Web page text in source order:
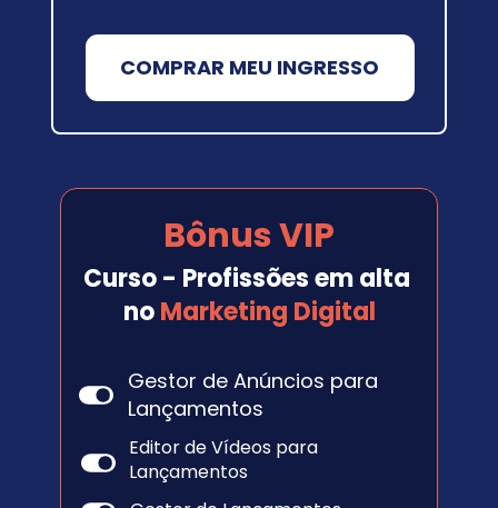
COMPRAR MEU INGRESSO
Bônus VIP
Curso - Profissões em alta
no Marketing Digital
Gestor de Anúncios para
Lançamentos
Editor de Vídeos para
Lançamentos